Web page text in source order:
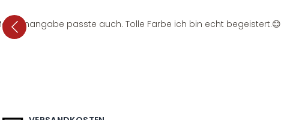
passte auch. Tolle Farbe ich bin echt begeistert.😊